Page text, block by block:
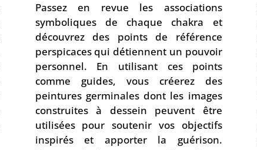
Passez en revue les associations
symboliques de chaque chakra et
découvrez des points de référence
perspicaces qui détiennent un pouvoir
personnel. En utilisant ces points
comme guides, vous créerez des
peintures germinales dont les images
construites à dessein peuvent être
utilisées pour soutenir vos objectifs
inspirés et apporter la guérison.